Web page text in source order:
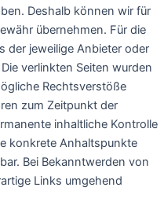
Deshalb können wir für
übernehmen. Für die
der jeweilige Anbieter oder
verlinkten Seiten wurden
Rechtsverstöße
zum Zeitpunkt der
inhaltliche Kontrolle
konkrete Anhaltspunkte
Bei Bekanntwerden von
Links umgehend